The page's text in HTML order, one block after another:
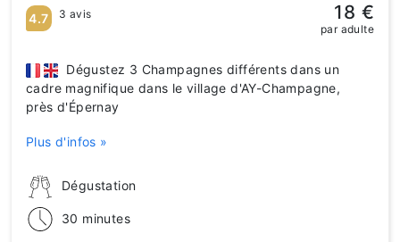
Dégustation
30 minutes
Dégustez 3 Champagnes différents dans un
cadre magnifique dans le village d'AY-Champagne,
près d'Épernay
Plus d'infos »
4.7 3 avis 18 €
par adulte